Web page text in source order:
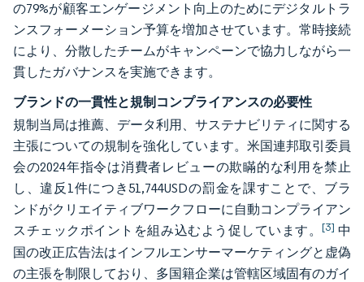
の79%が顧客エンゲージメント向上のためにデジタルトラ
ンスフォーメーション予算を増加させています。常時接続
により、分散したチームがキャンペーンで協力しながら一
貫したガバナンスを実施できます。
ブランドの一貫性と規制コンプライアンスの必要性
規制当局は推薦、データ利用、サステナビリティに関する
主張についての規制を強化しています。米国連邦取引委員
会の2024年指令は消費者レビューの欺瞞的な利用を禁止
し、違反1件につき51,744USDの罰金を課すことで、ブラ
ンドがクリエイティブワークフローに自動コンプライアン
スチェックポイントを組み込むよう促しています。[3] 中
国の改正広告法はインフルエンサーマーケティングと虚偽
の主張を制限しており、多国籍企業は管轄区域固有のガイ